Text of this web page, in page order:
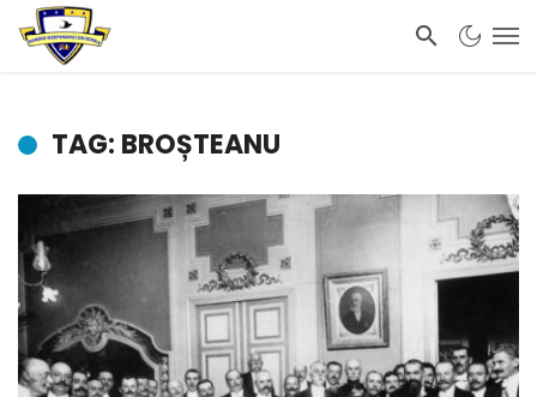
TAG: BROȘTEANU